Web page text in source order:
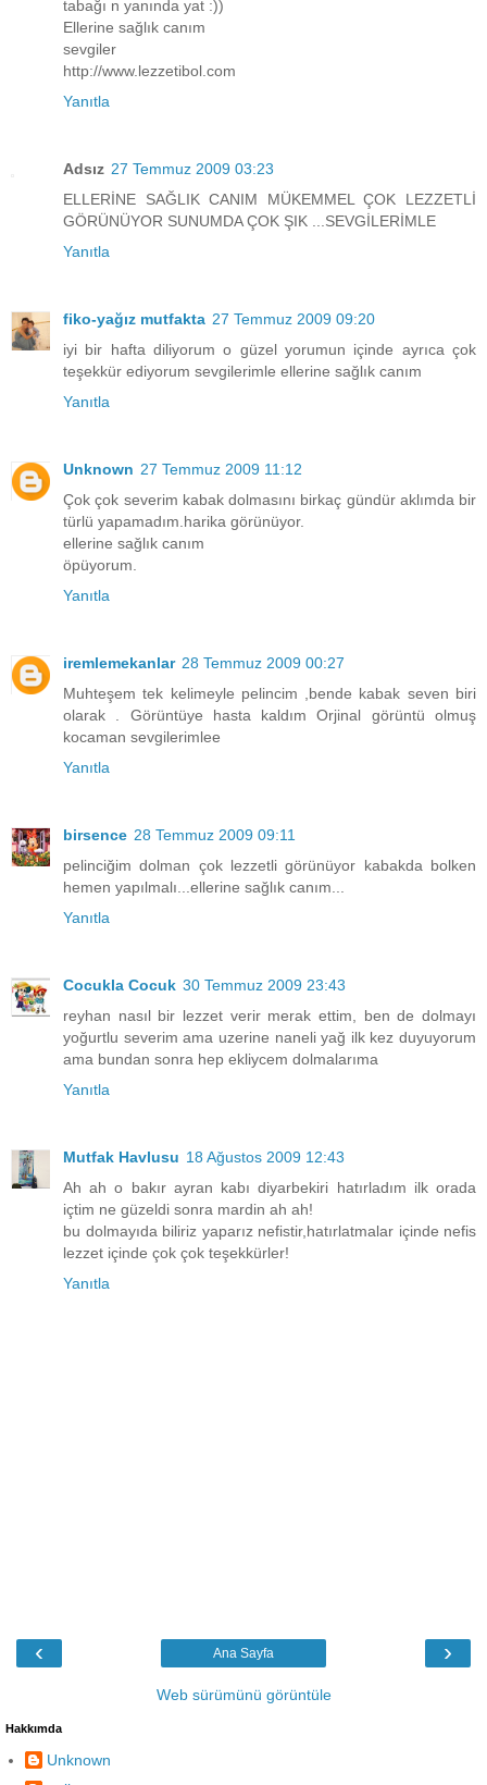
tabağı n yanında yat :))
Ellerine sağlık canım
sevgiler
http://www.lezzetibol.com
Yanıtla
Adsız 27 Temmuz 2009 03:23
ELLERİNE SAĞLIK CANIM MÜKEMMEL ÇOK LEZZETLİ
GÖRÜNÜYOR SUNUMDA ÇOK ŞIK ...SEVGİLERİMLE
Yanıtla
fiko-yağız mutfakta 27 Temmuz 2009 09:20
iyi bir hafta diliyorum o güzel yorumun içinde ayrıca çok
teşekkür ediyorum sevgilerimle ellerine sağlık canım
Yanıtla
Unknown 27 Temmuz 2009 11:12
Çok çok severim kabak dolmasını birkaç gündür aklımda bir
türlü yapamadım.harika görünüyor.
ellerine sağlık canım
öpüyorum.
Yanıtla
iremlemekanlar 28 Temmuz 2009 00:27
Muhteşem tek kelimeyle pelincim ,bende kabak seven biri
olarak . Görüntüye hasta kaldım Orjinal görüntü olmuş
kocaman sevgilerimlee
Yanıtla
birsence 28 Temmuz 2009 09:11
pelinciğim dolman çok lezzetli görünüyor kabakda bolken
hemen yapılmalı...ellerine sağlık canım...
Yanıtla
Cocukla Cocuk 30 Temmuz 2009 23:43
reyhan nasıl bir lezzet verir merak ettim, ben de dolmayı
yoğurtlu severim ama uzerine naneli yağ ilk kez duyuyorum
ama bundan sonra hep ekliycem dolmalarıma
Yanıtla
Mutfak Havlusu 18 Ağustos 2009 12:43
Ah ah o bakır ayran kabı diyarbekiri hatırladım ilk orada
içtim ne güzeldi sonra mardin ah ah!
bu dolmayıda biliriz yaparız nefistir,hatırlatmalar içinde nefis
lezzet içinde çok çok teşekkürler!
Yanıtla
‹ ›
Ana Sayfa
Web sürümünü görüntüle
Hakkımda
Unknown